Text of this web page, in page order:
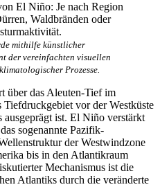
El Niño: Je nach Region
Waldbränden oder
mithilfe künstlicher
der vereinfachten visuellen
Prozesse.
über das Aleuten-Tief im
vor der Westküste
ausgeprägt ist. El Niño verstärkt
sogenannte Pazifik-
der Westwindzone
bis in den Atlantikraum
Mechanismus ist die
Atlantiks durch die veränderte